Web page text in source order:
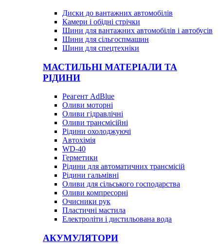
Диски до вантажних автомобілів
Камери і обідні стрічки
Шини для вантажних автомобілів і автобусів
Шини для сільгоспмашин
Шини для спецтехніки
МАСТИЛЬНІ МАТЕРІАЛИ ТА
РІДИНИ
Реагент AdBlue
Оливи моторні
Оливи гідравлічні
Оливи трансмісійні
Рідини охолоджуючі
Автохімія
WD-40
Герметики
Рідини для автоматичних трансмісій
Рідини гальмівні
Оливи для сільського господарства
Оливи компресорні
Очисники рук
Пластичні мастила
Електроліти і дистильована вода
АКУМУЛЯТОРИ